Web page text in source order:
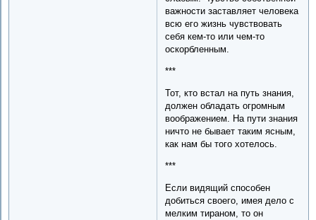
важности заставляет человека
всю его жизнь чувствовать
себя кем-то или чем-то
оскорбленным.
***
Тот, кто встал на путь знания,
должен обладать огромным
воображением. На пути знания
ничто не бывает таким ясным,
как нам бы того хотелось.
***
Если видящий способен
добиться своего, имея дело с
мелким тираном, то он